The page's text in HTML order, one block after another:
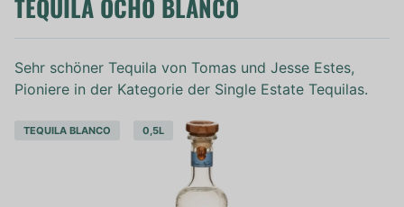
TEQUILA OCHO BLANCO
Sehr schöner Tequila von Tomas und Jesse Estes,
Pioniere in der Kategorie der Single Estate Tequilas.
TEQUILA BLANCO 0,5L